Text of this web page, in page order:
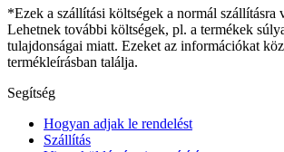
*Ezek a szállítási költségek a normál szállításra
Lehetnek további költségek, pl. a termékek
tulajdonságai miatt. Ezeket az információkat
termékleírásban találja.
Segítség
Hogyan adjak le rendelést
Szállítás